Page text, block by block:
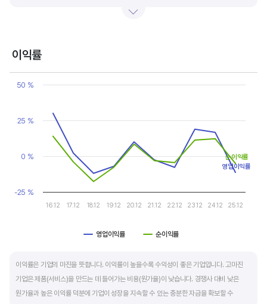
매우 클뿐 아니라 수년간 매출액 감소가 이어지기도 합니다. 심할 경우 경기 변동에 따라
이익률
Chart
Line chart with 2 lines.
The chart has 1 Y axis displaying values. Data ranges from -
영업이익률 순이익률
16.12 17.12 18.12 19.12 20.12 21.12 22.12 23.12 24.12 25.12
-25 %
0 %
25 %
50 %
영업이익률
순이익률
이익률은 기업의 마진을 뜻합니다. 이익률이 높을수록 수익성이 좋은 기업입니다. 고마진
기업은 제품(서비스)을 만드는 데 들어가는 비용(원가율)이 낮습니다. 경쟁사 대비 낮은
원가율과 높은 이익률 덕분에 기업이 성장을 지속할 수 있는 충분한 자금을 확보할 수